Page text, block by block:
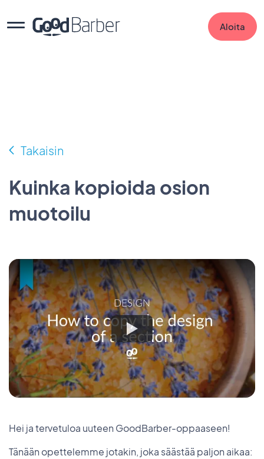
Aloita
Takaisin
Kuinka kopioida osion
muotoilu
Hei ja tervetuloa uuteen GoodBarber-oppaaseen!
Tänään opettelemme jotakin, joka säästää paljon aikaa: